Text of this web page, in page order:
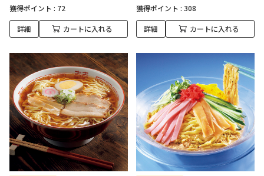
獲得ポイント : 72
詳細 カートに入れる
獲得ポイント : 308
詳細 カートに入れる